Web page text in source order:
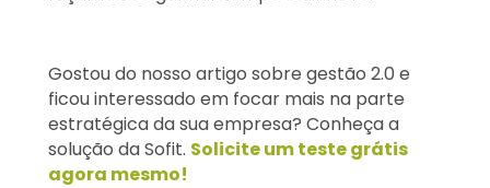
Gostou do nosso artigo sobre gestão 2.0 e
ficou interessado em focar mais na parte
estratégica da sua empresa? Conheça a
solução da Sofit. Solicite um teste grátis
agora mesmo!